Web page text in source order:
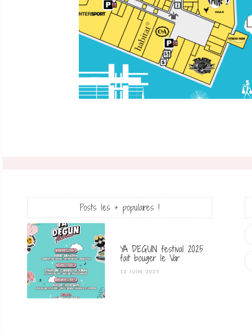
Posts les + populaires !
YA DEGUN festival 2025
fait bouger le Var
POSTED
13 JUIN, 2025